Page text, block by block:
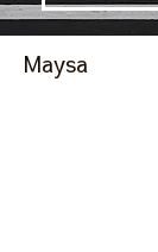
Maysa